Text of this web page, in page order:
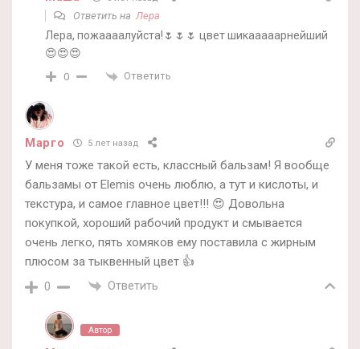
Ответить наЛера
Лера, пожаааалуйста!🌷🌷🌷 цвет шикааааарнейший
😍😍😍
0 Ответить
Марго 5 лет назад
У меня тоже такой есть, классный бальзам! Я вообще
бальзамы от Elemis очень люблю, а тут и кислоты, и
текстура, и самое главное цвет!!! 😍 Довольна
покупкой, хороший рабочий продукт и смывается
очень легко, пять хомяков ему поставила с жирным
плюсом за тыквенный цвет 👍
0 Ответить
Автор